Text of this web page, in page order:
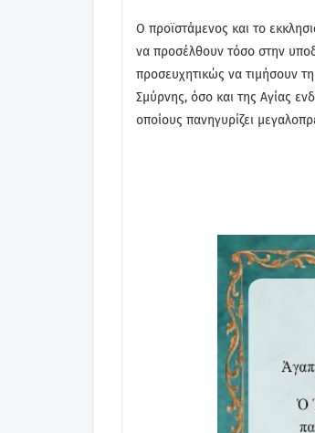
Ο προϊστάμενος και το
να προσέλθουν τόσο στην
προσευχητικώς να τιμήσουν
Σμύρνης, όσο και της Αγίας
οποίους πανηγυρίζει